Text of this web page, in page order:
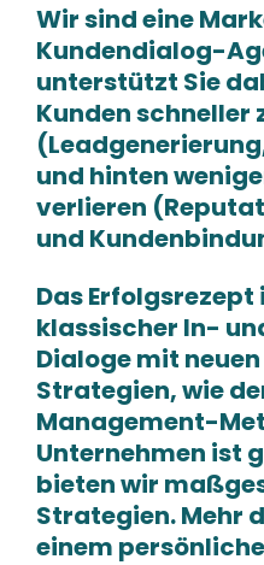
Wir sind eine
Kundendialog-
unterstützt Sie
Kunden schneller
und hinten
verlieren
und
Das
klassischer In-
Dialoge mit
Strategien, wie
Management-
Unternehmen ist
bieten wir
Strategien. Mehr
einem